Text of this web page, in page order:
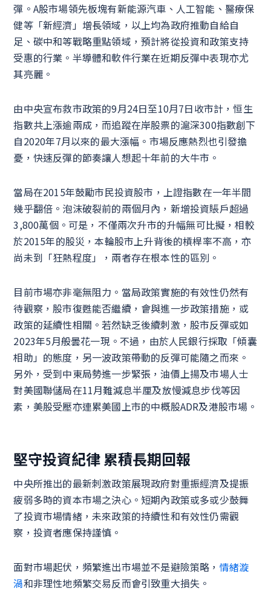
彈。A股市場領先板塊有新能源汽車、人工智能、醫療保
健等「新經濟」增長領域，以上均為政府推動自給自
足、碳中和等戰略重點領域，預計將從投資和政策支持
受惠的行業。半導體和軟件行業在近期反彈中表現亦尤
其亮麗。
由中央宣布救市政策的9月24日至10月7日收市計，恒生
指數共上漲逾兩成，而追蹤在岸股票的滬深300指數創下
自2020年7月以來的最大漲幅。市場反應熱烈也引發擔
憂，快速反彈的節奏讓人想起十年前的大牛市。
當局在2015年鼓勵市民投資股市，上證指數在一年半間
幾乎翻倍。泡沫破裂前的兩個月內，新增投資賬戶超過
3,800萬個。可是，不僅兩次升市的升幅無可比擬，相較
於2015年的股災，本輪股市上升背後的槓桿率不高，亦
尚未到「狂熱程度」，兩者存在根本性的區別。
目前市場亦非毫無阻力。當局政策實施的有效性仍然有
待觀察，股市復甦能否繼續，會與進一步政策措施，或
政策的延續性相關。若然缺乏後續刺激，股市反彈或如
2023年5月般曇花一現。不過，由於人民銀行採取「傾囊
相助」的態度，另一波政策帶動的反彈可能隨之而來。
另外，受到中東局勢進一步緊張，油價上揚及市場人士
對美國聯儲局在11月難減息半厘及放慢減息步伐等因
素，美股受壓亦連累美國上市的中概股ADR及港股市場。
堅守投資紀律 累積長期回報
中央所推出的最新刺激政策展現政府對重振經濟及提振
疲弱多時的資本市場之決心。短期內政策或多或少鼓舞
了投資市場情緒，未來政策的持續性和有效性仍需觀
察，投資者應保持謹慎。
面對市場起伏，頻繁進出市場並不是避險策略， 情緒漩
渦和非理性地頻繁交易反而會引致重大損失。